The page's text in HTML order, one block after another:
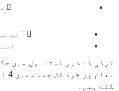
آئی
ترکی کے شہر استنبول میں
گئے ہیں۔